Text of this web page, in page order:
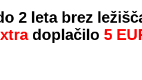
2 leta brez
doplačilo 5